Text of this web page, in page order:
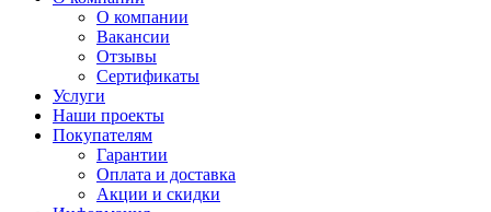
О компании
Вакансии
Отзывы
Сертификаты
Услуги
Наши проекты
Покупателям
Гарантии
Оплата и доставка
Акции и скидки